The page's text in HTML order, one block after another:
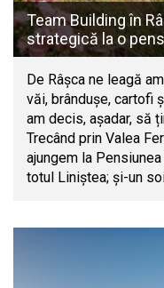
Team Building în
strategică la o
De Râșca ne leagă
văi, brândușe, cartofi
am decis, așadar, să
Trecând prin Valea
ajungem la
totul Liniștea; și-un